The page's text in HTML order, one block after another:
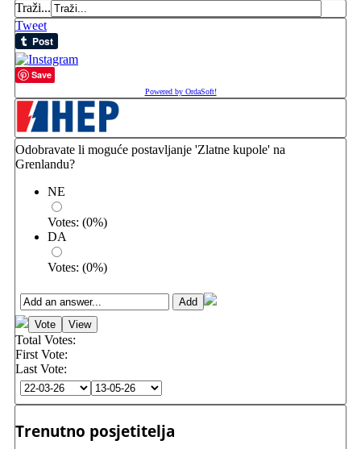
Traži...
Tweet
Save
Powered by OrdaSoft!
Odobravate li moguće postavljanje 'Zlatne kupole' na
Grenlandu?
NE
Votes: (0%)
DA
Votes: (0%)
Total Votes:
First Vote:
Last Vote:
Trenutno posjetitelja